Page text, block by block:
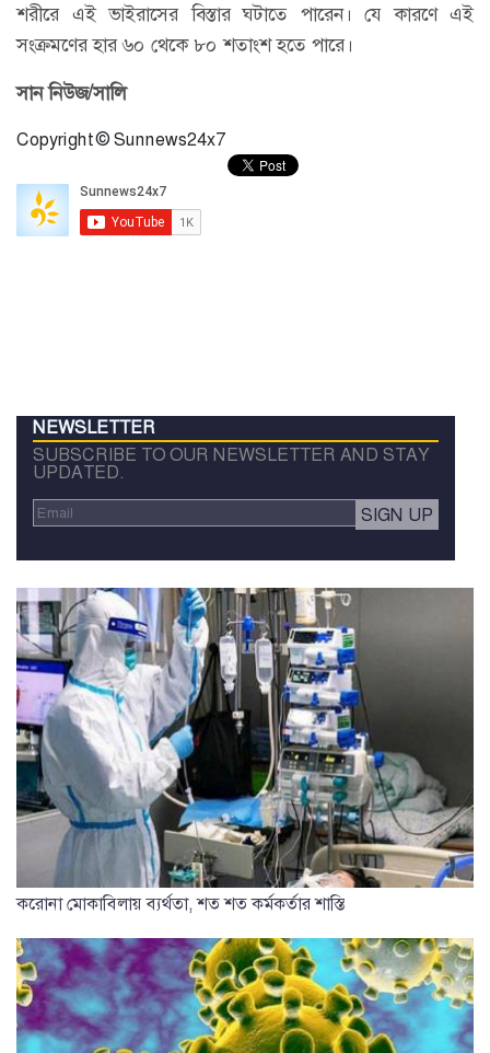
শরীরে এই ভাইরাসের বিস্তার ঘটাতে পারেন। যে কারণে এই
সংক্রমণের হার ৬০ থেকে ৮০ শতাংশ হতে পারে।
সান নিউজ/সালি
Copyright © Sunnews24x7
NEWSLETTER
SUBSCRIBE TO OUR NEWSLETTER AND STAY
UPDATED.
করোনা মোকাবিলায় ব্যর্থতা, শত শত কর্মকর্তার শাস্তি